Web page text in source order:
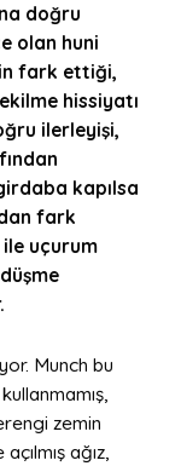
doğru
olan huni
fark ettiği,
hissiyatı
ilerleyişi,
kapılsa
fark
uçurum
Munch bu
zemin
ağız,